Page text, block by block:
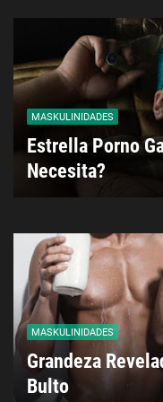
MASKULINIDADES
Estrella Porno
Necesita?
MASKULINIDADES
Grandeza
Bulto